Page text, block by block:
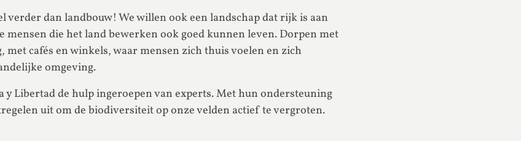
verder dan landbouw! We willen ook een landschap dat rijk is aan
mensen die het land bewerken ook goed kunnen leven. Dorpen met
met cafés en winkels, waar mensen zich thuis voelen en zich
omgeving.
y Libertad de hulp ingeroepen van experts. Met hun ondersteuning
uit om de biodiversiteit op onze velden actief te vergroten.